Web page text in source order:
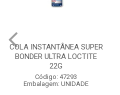
COLA INSTANTÂNEA SUPER
BONDER ULTRA LOCTITE
22G
Código: 47293
Embalagem: UNIDADE